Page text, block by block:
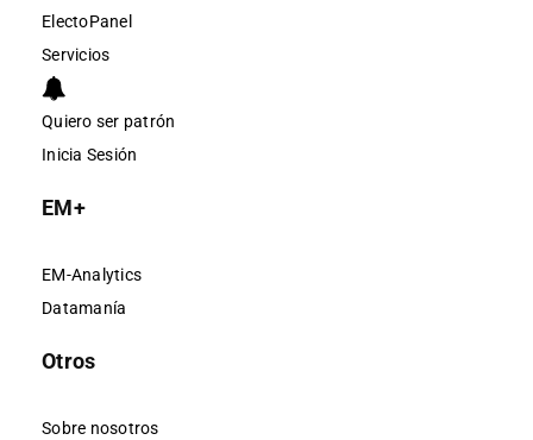
ElectoPanel
Servicios
Quiero ser patrón
Inicia Sesión
EM+
EM-Analytics
Datamanía
Otros
Sobre nosotros